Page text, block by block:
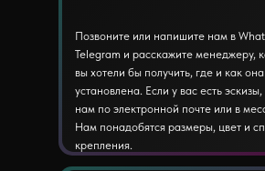
Позвоните или напишите нам в
Telegram и расскажите менеджеру,
вы хотели бы получить, где и как
установлена. Если у вас есть
нам по электронной почте или в
Нам понадобятся размеры, цвет и
крепления.